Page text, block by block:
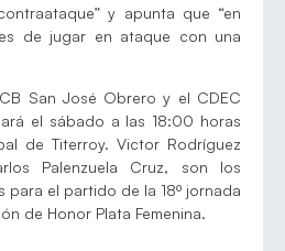
y apunta que “en
de jugar en ataque con una
San José Obrero y el CDEC
el sábado a las 18:00 horas
de Titerroy. Victor Rodríguez
Palenzuela Cruz, son los
el partido de la 18º jornada
de Honor Plata Femenina.